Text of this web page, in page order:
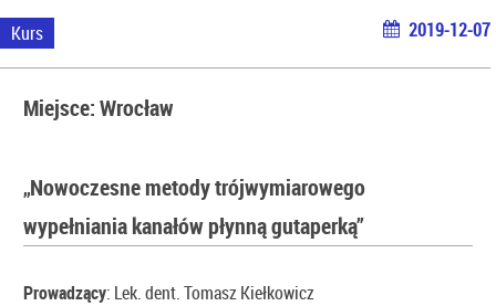
Kurs 2019-12-07
Miejsce: Wrocław
„Nowoczesne metody trójwymiarowego
wypełniania kanałów płynną gutaperką”
Prowadzący: Lek. dent. Tomasz Kiełkowicz